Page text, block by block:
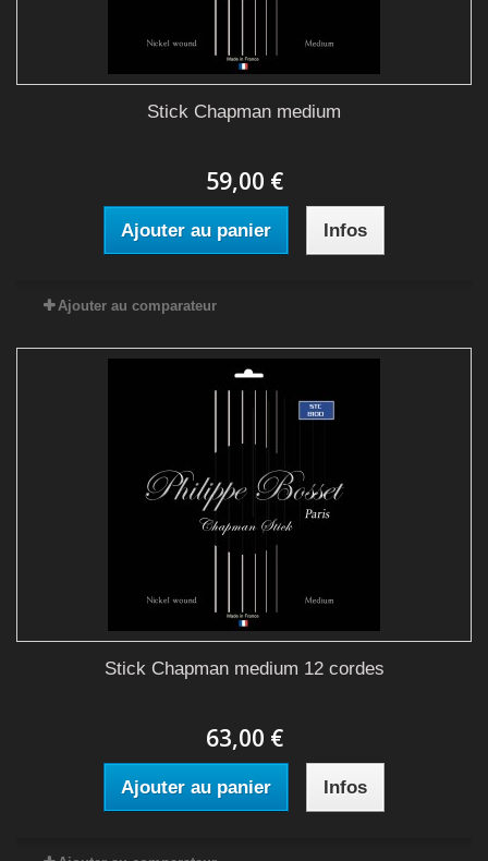
Stick Chapman medium
59,00 €
Ajouter au panier Infos
Ajouter au comparateur
Stick Chapman medium 12 cordes
63,00 €
Ajouter au panier Infos